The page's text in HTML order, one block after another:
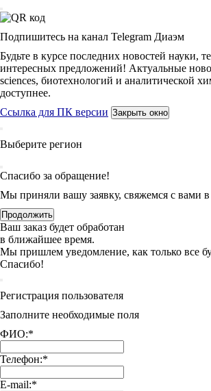
Подпишитесь на канал Telegram Диаэм
Будьте в курсе последних новостей науки,
интересных предложений! Актуальные
sciences, биотехнологий и аналитической
доступнее.
Ссылка для ПК версии Закрыть окно
Выберите регион
Спасибо за обращение!
Мы приняли вашу заявку, свяжемся с вами
Продолжить
Ваш заказ будет обработан
в ближайшее время.
Мы пришлем уведомление, как только все
Спасибо!
Регистрация пользователя
Заполните необходимые поля
ФИО:*
Телефон:*
E-mail:*